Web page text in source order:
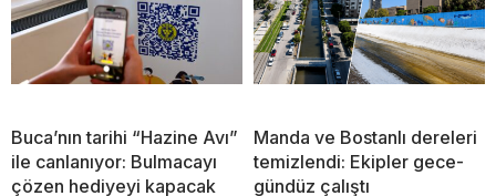
Buca’nın tarihi “Hazine Avı”
ile canlanıyor: Bulmacayı
çözen hediyeyi kapacak
Manda ve Bostanlı dereleri
temizlendi: Ekipler gece-
gündüz çalıştı